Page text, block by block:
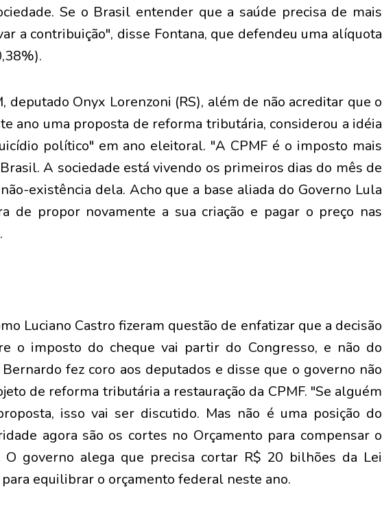
Se o Brasil entender que a saúde precisa de mais
a contribuição", disse Fontana, que defendeu uma alíquota
deputado Onyx Lorenzoni (RS), além de não acreditar que o
ano uma proposta de reforma tributária, considerou a idéia
político" em ano eleitoral. "A CPMF é o imposto mais
A sociedade está vivendo os primeiros dias do mês de
existência dela. Acho que a base aliada do Governo Lula
de propor novamente a sua criação e pagar o preço nas
Luciano Castro fizeram questão de enfatizar que a decisão
o imposto do cheque vai partir do Congresso, e não do
fez coro aos deputados e disse que o governo não
de reforma tributária a restauração da CPMF. "Se alguém
isso vai ser discutido. Mas não é uma posição do
agora são os cortes no Orçamento para compensar o
O governo alega que precisa cortar R$ 20 bilhões da Lei
equilibrar o orçamento federal neste ano.